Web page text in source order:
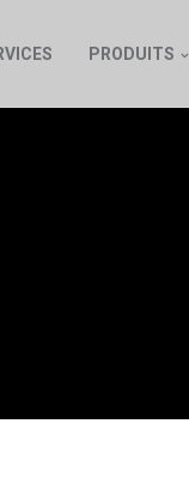
PRODUITS